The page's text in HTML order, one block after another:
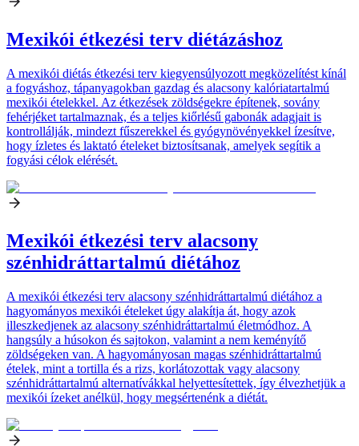
Mexikói étkezési terv diétázáshoz
A mexikói diétás étkezési terv kiegyensúlyozott megközelítést kínál
a fogyáshoz, tápanyagokban gazdag és alacsony kalóriatartalmú
mexikói ételekkel. Az étkezések zöldségekre építenek, sovány
fehérjéket tartalmaznak, és a teljes kiőrlésű gabonák adagjait is
kontrollálják, mindezt fűszerekkel és gyógynövényekkel ízesítve,
hogy ízletes és laktató ételeket biztosítsanak, amelyek segítik a
fogyási célok elérését.
Mexikói étkezési terv alacsony
szénhidráttartalmú diétához
A mexikói étkezési terv alacsony szénhidráttartalmú diétához a
hagyományos mexikói ételeket úgy alakítja át, hogy azok
illeszkedjenek az alacsony szénhidráttartalmú életmódhoz. A
hangsúly a húsokon és sajtokon, valamint a nem keményítő
zöldségeken van. A hagyományosan magas szénhidráttartalmú
ételek, mint a tortilla és a rizs, korlátozottak vagy alacsony
szénhidráttartalmú alternatívákkal helyettesítettek, így élvezhetjük a
mexikói ízeket anélkül, hogy megsértenénk a diétát.